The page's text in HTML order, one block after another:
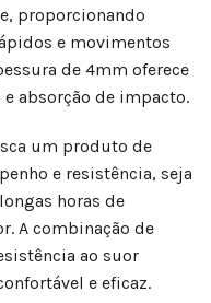
proporcionando
e movimentos
de 4mm oferece
absorção de impacto.
um produto de
e resistência, seja
horas de
A combinação de
ao suor
e eficaz.